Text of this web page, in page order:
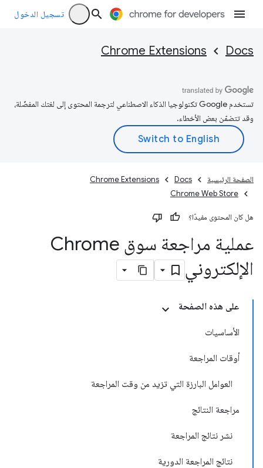
تسجيل الدخول
Docs
Chrome Extensions
تستخدم Google تكنولوجيا الذكاء الاصطناعي لترجمة المحتوى إلى لغتك المفضّلة،
وقد تتضمّن بعض الأخطاء.
الصفحة الرئيسية Docs
Chrome Extensions
Chrome Web Store
هل كان المحتوى مفيدًا؟
عملية مراجعة سوق Chrome
الإلكتروني
على هذه الصفحة
الأساسيات
أوقات المراجعة
العوامل البارزة التي تزيد من وقت المراجعة
مراجعة النتائج
نشر نتائج المراجعة
نتائج المراجعة الدورية